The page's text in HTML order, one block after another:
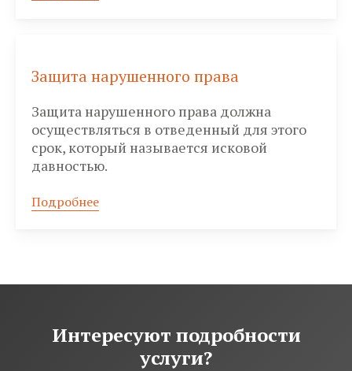
Защита нарушенного права
Защита нарушенного права должна
осуществляться в отведенный для этого
срок, который называется исковой
давностью.
Подробнее
Интересуют подробности
услуги?